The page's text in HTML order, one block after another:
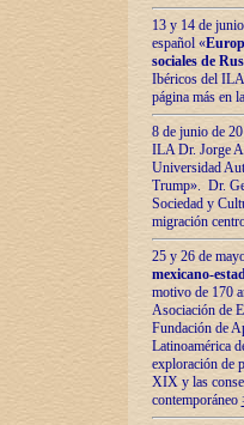
13 y 14 de
español «
sociales de
Ibéricos del ILA
página más en
8 de junio de
ILA Dr. Jorge
Universidad
Trump». Dr.
Sociedad y
migración
25 y 26 de
mexicano-
motivo de 170
Asociación de
Fundación de
Latinoamérica
exploración de
XIX y las
contemporáneo